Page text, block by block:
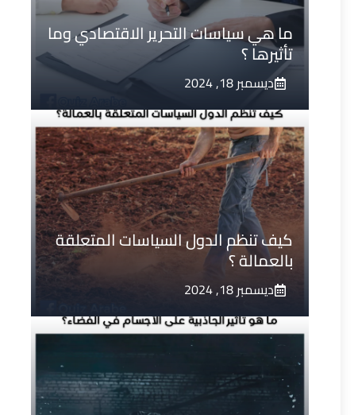
ما هي سياسات التحرير الاقتصادي وما
تأثيرها ؟
ديسمبر 18, 2024
كيف تنظم الدول السياسات المتعلقة
بالعمالة ؟
ديسمبر 18, 2024